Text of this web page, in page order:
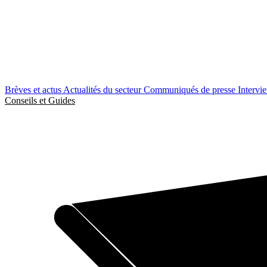
Brèves et actus Actualités du secteurCommuniqués de presse
Conseils et Guides